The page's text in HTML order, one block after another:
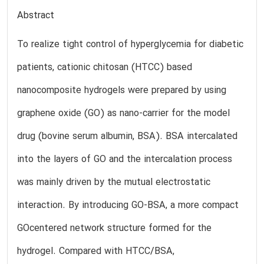
Abstract
To realize tight control of hyperglycemia for diabetic
patients, cationic chitosan (HTCC) based
nanocomposite hydrogels were prepared by using
graphene oxide (GO) as nano-carrier for the model
drug (bovine serum albumin, BSA). BSA intercalated
into the layers of GO and the intercalation process
was mainly driven by the mutual electrostatic
interaction. By introducing GO-BSA, a more compact
GOcentered network structure formed for the
hydrogel. Compared with HTCC/BSA,